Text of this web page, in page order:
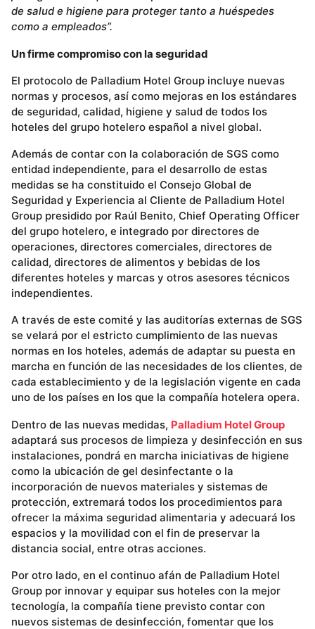
de salud e higiene para proteger tanto a huéspedes
como a empleados”.
Un firme compromiso con la seguridad
El protocolo de Palladium Hotel Group incluye nuevas
normas y procesos, así como mejoras en los estándares
de seguridad, calidad, higiene y salud de todos los
hoteles del grupo hotelero español a nivel global.
Además de contar con la colaboración de SGS como
entidad independiente, para el desarrollo de estas
medidas se ha constituido el Consejo Global de
Seguridad y Experiencia al Cliente de Palladium Hotel
Group presidido por Raúl Benito, Chief Operating Officer
del grupo hotelero, e integrado por directores de
operaciones, directores comerciales, directores de
calidad, directores de alimentos y bebidas de los
diferentes hoteles y marcas y otros asesores técnicos
independientes.
A través de este comité y las auditorías externas de SGS
se velará por el estricto cumplimiento de las nuevas
normas en los hoteles, además de adaptar su puesta en
marcha en función de las necesidades de los clientes, de
cada establecimiento y de la legislación vigente en cada
uno de los países en los que la compañía hotelera opera.
Dentro de las nuevas medidas, Palladium Hotel Group
adaptará sus procesos de limpieza y desinfección en sus
instalaciones, pondrá en marcha iniciativas de higiene
como la ubicación de gel desinfectante o la
incorporación de nuevos materiales y sistemas de
protección, extremará todos los procedimientos para
ofrecer la máxima seguridad alimentaria y adecuará los
espacios y la movilidad con el fin de preservar la
distancia social, entre otras acciones.
Por otro lado, en el continuo afán de Palladium Hotel
Group por innovar y equipar sus hoteles con la mejor
tecnología, la compañía tiene previsto contar con
nuevos sistemas de desinfección, fomentar que los